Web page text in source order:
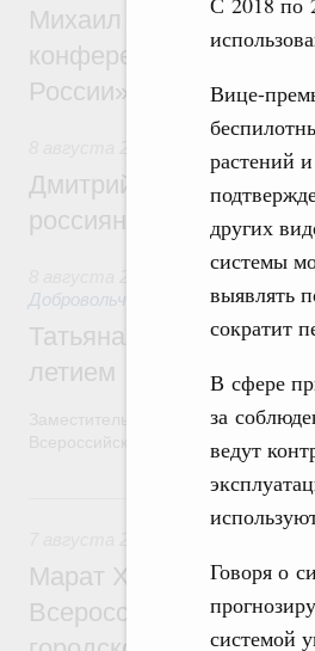
Вице-
растений
других
системы
выявлять
сократит
В сфере
за
ведут
Говоря о
системой
Михаил Мишустин дал
конференции
России»
Дмитрий Чернышенко
россиян с Днём
Социальные
Добровольчество и
Татьяна Голикова
летием
Заместитель Председателя
Марат Хуснуллин
Всероссийского